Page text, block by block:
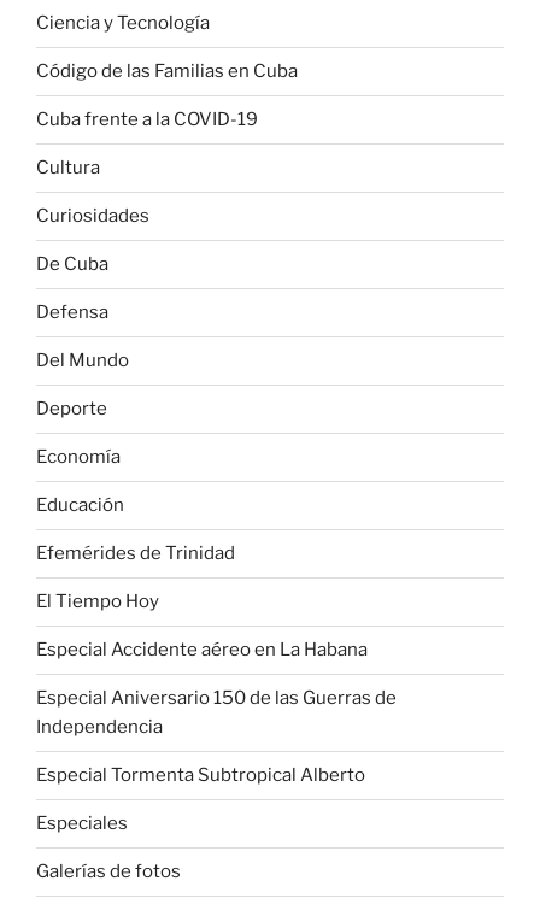
Ciencia y Tecnología
Código de las Familias en Cuba
Cuba frente a la COVID-19
Cultura
Curiosidades
De Cuba
Defensa
Del Mundo
Deporte
Economía
Educación
Efemérides de Trinidad
El Tiempo Hoy
Especial Accidente aéreo en La Habana
Especial Aniversario 150 de las Guerras de
Independencia
Especial Tormenta Subtropical Alberto
Especiales
Galerías de fotos